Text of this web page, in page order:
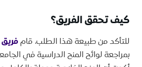
كيف تحقق الفريق؟
للتأكد من طبيعة هذا الطلب، قام
بمراجعة لوائح المنح الدراسية في